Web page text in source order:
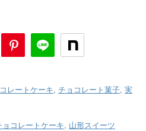
レートケーキ, チョコレート菓子, 実
ョコレートケーキ, 山形スイーツ